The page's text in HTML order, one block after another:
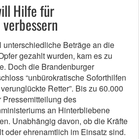
Hilfe für
Beträge an die
gezahlt wurden, kam es zu
Doch die Brandenburger
“unbürokratische Soforthilfen
Retter”. Bis zu 60.000
des
an Hinterbliebene
Unabhängig davon, ob die Kräfte
oder ehrenamtlich im Einsatz sind.